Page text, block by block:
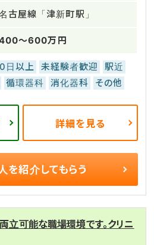
古屋線「津新町駅」
～600万円
日以上 未経験者歓迎
駅近
循環器科 消化器科 その他
詳細を見る
を紹介してもらう
立可能な職場環境です。クリニ